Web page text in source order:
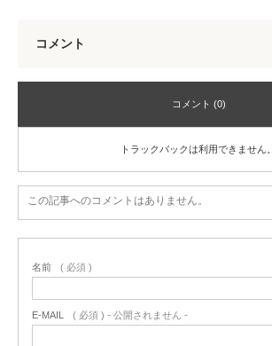
コメント
コメント (0)
トラックバックは利用できません。
この記事へのコメントはありません。
名前 ( 必須 )
E-MAIL ( 必須 ) - 公開されません -